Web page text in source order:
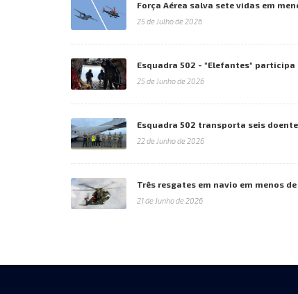
Força Aérea salva sete vidas em
25 de Julho de 2026
Esquadra 502 - "Elefantes" participa
25 de Junho de 2026
Esquadra 502 transporta seis
22 de Junho de 2026
Três resgates em navio em menos
21 de Junho de 2026